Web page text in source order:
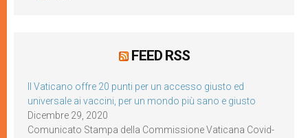
FEED RSS
Il Vaticano offre 20 punti per un accesso giusto ed
universale ai vaccini, per un mondo più sano e giusto
Dicembre 29, 2020
Comunicato Stampa della Commissione Vaticana Covid-